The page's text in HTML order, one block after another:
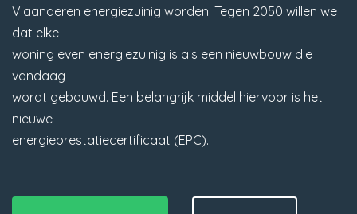
Vlaanderen energiezuinig worden. Tegen 2050 willen we
dat elke
woning even energiezuinig is als een nieuwbouw die
vandaag
wordt gebouwd. Een belangrijk middel hiervoor is het
nieuwe
energieprestatiecertificaat (EPC).